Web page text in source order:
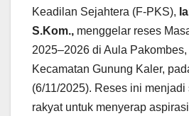
Keadilan Sejahtera (F-PKS),
S.Kom., menggelar reses
2025–2026 di Aula
Kecamatan Gunung Kaler,
(6/11/2025). Reses ini menjadi
rakyat untuk menyerap